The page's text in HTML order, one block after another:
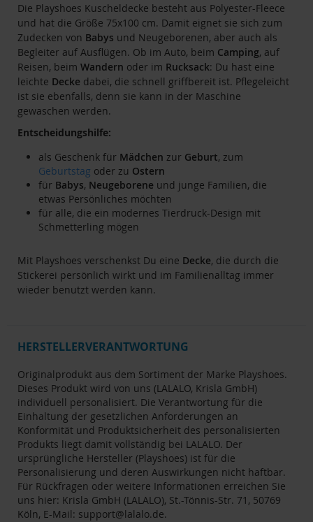
Die Playshoes Kuscheldecke besteht aus Polyester-Fleece
und hat die Größe 75x100 cm. Damit eignet sie sich zum
Zudecken von Babys und Neugeborenen, aber auch als
Begleiter auf Ausflügen. Ob im Auto, beim Camping, auf
Reisen, beim Wandern oder im Rucksack: Du hast eine
leichte Decke dabei, die schnell griffbereit ist. Pflegeleicht
ist sie ebenfalls, denn sie kann in der Maschine
gewaschen werden.
Entscheidungshilfe:
als Geschenk für Mädchen zur Geburt, zum
Geburtstag oder zu Ostern
für Babys, Neugeborene und junge Familien, die
etwas Persönliches möchten
für alle, die ein modernes Tierdruck-Design mit
Schmetterling mögen
Mit Playshoes verschenkst Du eine Decke, die durch die
Stickerei persönlich wirkt und im Familienalltag immer
wieder benutzt werden kann.
HERSTELLERVERANTWORTUNG
Originalprodukt aus dem Sortiment der Marke Playshoes.
Dieses Produkt wird von uns (LALALO, Krisla GmbH)
individuell personalisiert. Die Verantwortung für die
Einhaltung der gesetzlichen Anforderungen an
Konformität und Produktsicherheit des personalisierten
Produkts liegt damit vollständig bei LALALO. Der
ursprüngliche Hersteller (Playshoes) ist für die
Personalisierung und deren Auswirkungen nicht haftbar.
Für Rückfragen oder weitere Informationen erreichen Sie
uns hier: Krisla GmbH (LALALO), St.-Tönnis-Str. 71, 50769
Köln, E-Mail: support@lalalo.de.